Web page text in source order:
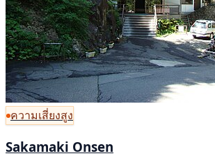
ความเสี่ยงสูง
Sakamaki Onsen